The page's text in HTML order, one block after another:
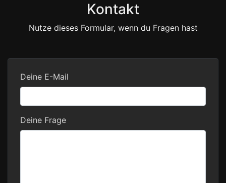
Kontakt
Nutze dieses Formular, wenn du Fragen hast
Deine E-Mail
Deine Frage